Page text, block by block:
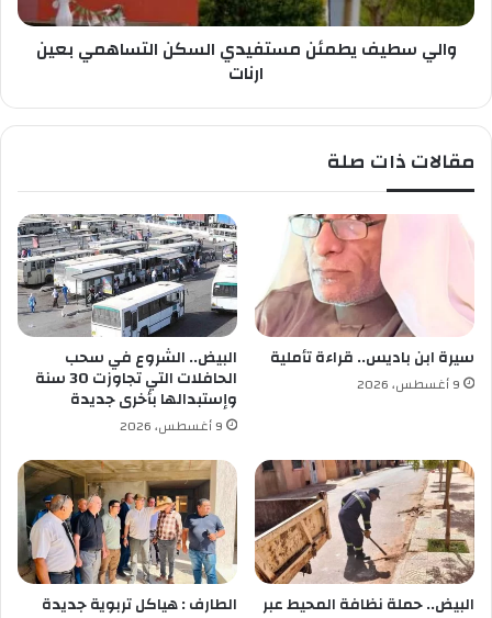
ا
"
ف
ت
ب
ل
م
ر
ف
ي
ا
ل
ص
ن
ي
ن
س
ت
ي
ا
ل
ك
ن
ت
س
ا
ه
م
ي
ب
والي سطيف يطمئن مستفيدي السكن التساهمي بعين
ارنات
مقالات ذات صلة
سيرة ابن باديس.. قراءة تأملية
9 أغسطس، 2026
البيض.. الشروع في سحب
الحافلات التي تجاوزت 30 سنة
وإستبدالها بأخرى جديدة
9 أغسطس، 2026
البيض.. حملة نظافة المحيط عبر الطارف : هياكل تربوية جديدة